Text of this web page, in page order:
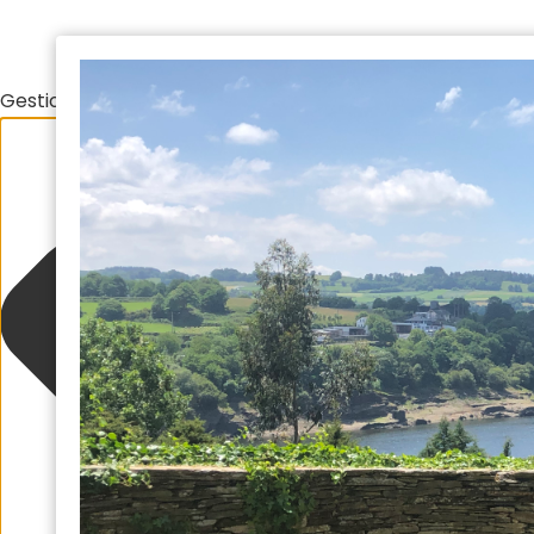
Gestionar el consentimiento de las cookies